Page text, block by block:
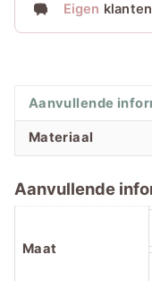
Eigen
Aanvullende
Materiaal
Aanvullende
Maat